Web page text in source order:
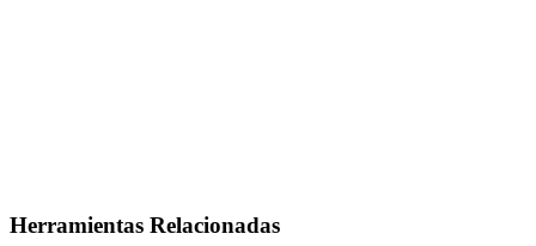
Herramientas Relacionadas